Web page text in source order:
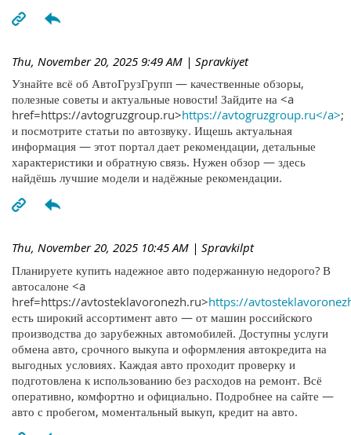
Thu, November 20, 2025 9:49 AM | Spravkiyet
Узнайте всё об АвтоГрузГрупп — качественные обзоры,
полезные советы и актуальные новости! Зайдите на <a
href=https://avtogruzgroup.ru>https://avtogruzgroup.ru</a>;
и посмотрите статьи по автозвуку. Ищешь актуальная
информация — этот портал дает рекомендации, детальные
характеристики и обратную связь. Нужен обзор — здесь
найдёшь лучшие модели и надёжные рекомендации.
Thu, November 20, 2025 10:45 AM | Spravkilpt
Планируете купить надежное авто подержанную недорого? В
автосалоне <a
href=https://avtosteklavoronezh.ru>https://
есть широкий ассортимент авто — от машин российского
производства до зарубежных автомобилей. Доступны услуги
обмена авто, срочного выкупа и оформления автокредита на
выгодных условиях. Каждая авто проходит проверку и
подготовлена к использованию без расходов на ремонт. Всё
оперативно, комфортно и официально. Подробнее на сайте —
авто с пробегом, моментальный выкуп, кредит на авто.